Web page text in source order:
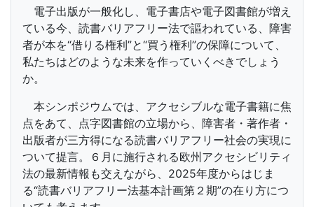
電子出版が一般化し、電子書店や電子図書館が増え
ている今、読書バリアフリー法で謳われている、障害
者が本を“借りる権利”と“買う権利”の保障について、
私たちはどのような未来を作っていくべきでしょう
か。
本シンポジウムでは、アクセシブルな電子書籍に焦
点をあて、点字図書館の立場から、障害者・著作者・
出版者が三方得になる読書バリアフリー社会の実現に
ついて提言。６月に施行される欧州アクセシビリティ
法の最新情報も交えながら、2025年度からはじま
る“読書バリアフリー法基本計画第２期”の在り方につ